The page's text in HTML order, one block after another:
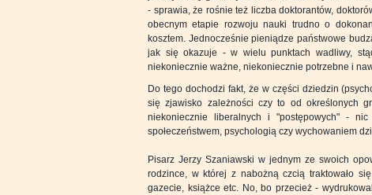
- sprawia, że rośnie też liczba doktorantów,
obecnym etapie rozwoju nauki trudno o
kosztem. Jednocześnie pieniądze państwowe
jak się okazuje - w wielu punktach wadliwy,
niekoniecznie ważne, niekoniecznie potrzebne i
Do tego dochodzi fakt, że w części dziedzin
się zjawisko zależności czy to od określonych
niekoniecznie liberalnych i "postępowych" -
społeczeństwem, psychologią czy wychowaniem
Pisarz Jerzy Szaniawski w jednym ze swoich
rodzince, w której z nabożną czcią traktowało
gazecie, książce etc. No, bo przecież -